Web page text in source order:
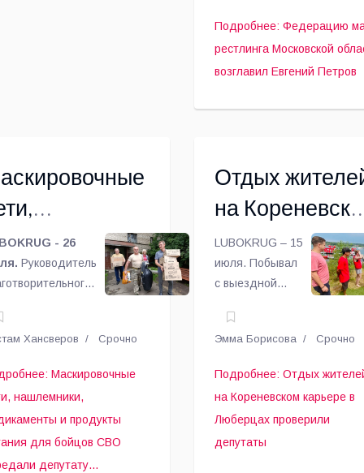
Подробнее: Федерацию
рестлинга Московской
возглавил Евгений Петров
и
для
СВО
- 26
Руководитель
Марина
передала
бойцов СВО
Совета
округа
Вячеславу
Хансверов Срочно
Маскировочные
нашлемники,
и продукты
для бойцов СВО
депутату...
Отдых
на
карьере в
Люберцах
проверили
депутаты
LUBOKRUG – 15
июля. Побывал
с выездной
Кореневском
карьере,
в список
оборудованных
и
подготовленных
Эмма Борисова Срочно
Подробнее: Отдых
на Кореневском карьере в
Люберцах проверили
депутаты